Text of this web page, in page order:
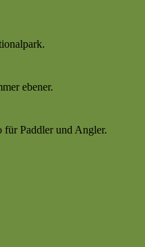
ebener.
für Paddler und Angler.